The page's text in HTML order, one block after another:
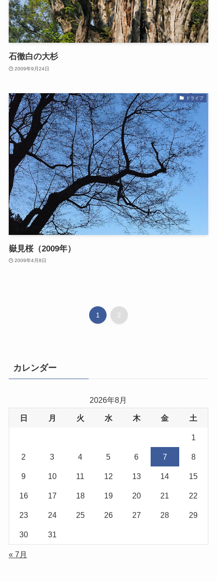
石徹白の大杉
2009年9月24日
ドライブ
嶽見桜（2009年）
2009年4月8日
1 2
カレンダー
2026年8月
日 月 火 水 木 金 土
1
2 3 4 5 6 7 8
9 10 11 12 13 14 15
16 17 18 19 20 21 22
23 24 25 26 27 28 29
30 31
« 7月